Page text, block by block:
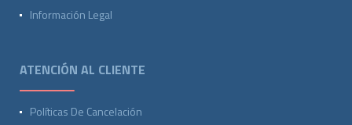
Información Legal
ATENCIÓN AL CLIENTE
Políticas De Cancelación